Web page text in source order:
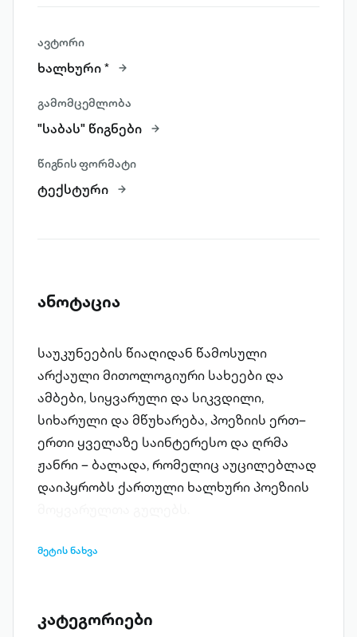
ავტორი
ხალხური *
გამომცემლობა
"საბას" წიგნები
წიგნის ფორმატი
ტექსტური
ანოტაცია
საუკუნეების წიაღიდან წამოსული
არქაული მითოლოგიური სახეები და
ამბები, სიყვარული და სიკვდილი,
სიხარული და მწუხარება, პოეზიის ერთ–
ერთი ყველაზე საინტერესო და ღრმა
ჟანრი – ბალადა, რომელიც აუცილებლად
დაიპყრობს ქართული ხალხური პოეზიის
მეტის ნახვა
კატეგორიები